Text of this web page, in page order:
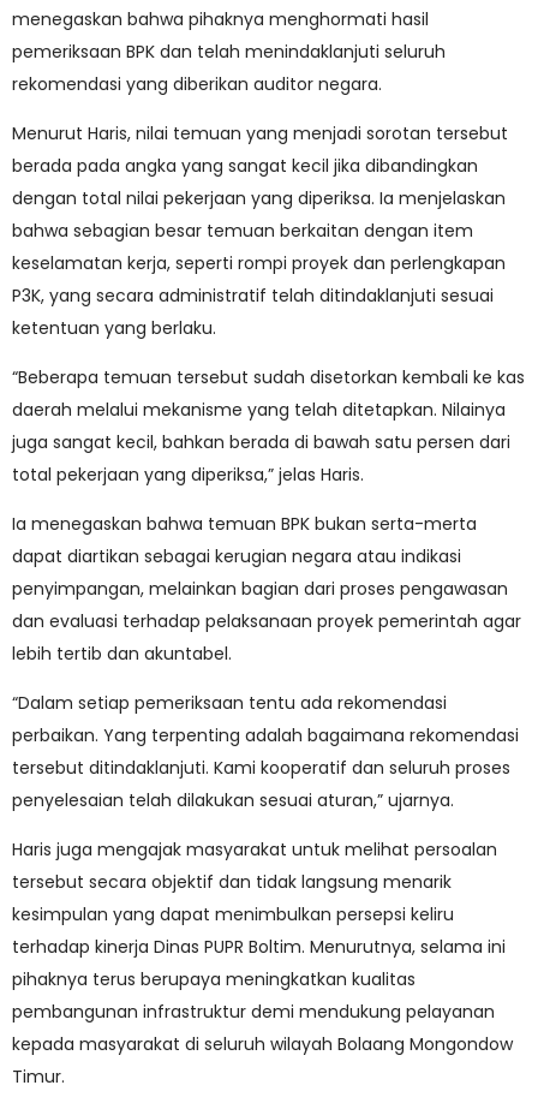
menegaskan bahwa pihaknya menghormati hasil
pemeriksaan BPK dan telah menindaklanjuti seluruh
rekomendasi yang diberikan auditor negara.
Menurut Haris, nilai temuan yang menjadi sorotan tersebut
berada pada angka yang sangat kecil jika dibandingkan
dengan total nilai pekerjaan yang diperiksa. Ia menjelaskan
bahwa sebagian besar temuan berkaitan dengan item
keselamatan kerja, seperti rompi proyek dan perlengkapan
P3K, yang secara administratif telah ditindaklanjuti sesuai
ketentuan yang berlaku.
“Beberapa temuan tersebut sudah disetorkan kembali ke kas
daerah melalui mekanisme yang telah ditetapkan. Nilainya
juga sangat kecil, bahkan berada di bawah satu persen dari
total pekerjaan yang diperiksa,” jelas Haris.
Ia menegaskan bahwa temuan BPK bukan serta-merta
dapat diartikan sebagai kerugian negara atau indikasi
penyimpangan, melainkan bagian dari proses pengawasan
dan evaluasi terhadap pelaksanaan proyek pemerintah agar
lebih tertib dan akuntabel.
“Dalam setiap pemeriksaan tentu ada rekomendasi
perbaikan. Yang terpenting adalah bagaimana rekomendasi
tersebut ditindaklanjuti. Kami kooperatif dan seluruh proses
penyelesaian telah dilakukan sesuai aturan,” ujarnya.
Haris juga mengajak masyarakat untuk melihat persoalan
tersebut secara objektif dan tidak langsung menarik
kesimpulan yang dapat menimbulkan persepsi keliru
terhadap kinerja Dinas PUPR Boltim. Menurutnya, selama ini
pihaknya terus berupaya meningkatkan kualitas
pembangunan infrastruktur demi mendukung pelayanan
kepada masyarakat di seluruh wilayah Bolaang Mongondow
Timur.